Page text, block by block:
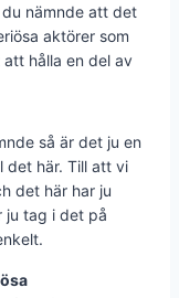
nämnde att det
aktörer som
hålla en del av
så är det ju en
det här. Till att vi
det här har ju
ju tag i det på